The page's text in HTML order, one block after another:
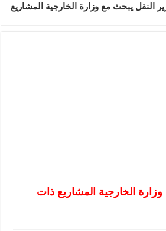
جماعية في ريف اللاذقية تضم 9 جثامين
تعزيز الاستقرار في سوريا
التعاون في البحث العلمي وحماية التراث
النقل يبحث مع وزارة الخارجية المشاريع
الخارجية المشاريع ذات